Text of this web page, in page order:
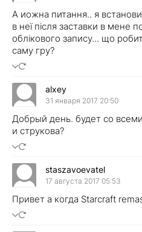
А иожна питання.. я
в неї після заставки в мене
облікового запису... що
саму гру?
alxey
31 января 2017 20:50
Добрый день. будет со
и струкова?
staszavoevatel
17 августа 2017 05:53
Привет а когда Starcraft